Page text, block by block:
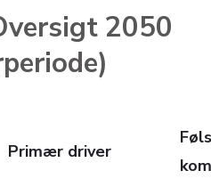
2050
Primær driver